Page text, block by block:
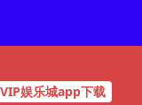
VIP娱乐城app下载